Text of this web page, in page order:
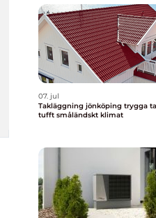
07. jul
Takläggning jönköping trygga tak i ett
tufft småländskt klimat